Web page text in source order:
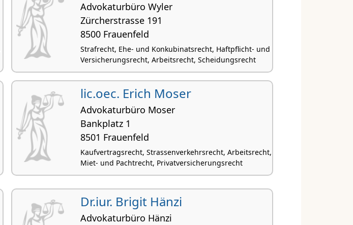
Advokaturbüro Wyler
Zürcherstrasse 191
8500 Frauenfeld
Strafrecht, Ehe- und Konkubinatsrecht, Haftpflicht- und
Versicherungsrecht, Arbeitsrecht, Scheidungsrecht
lic.oec. Erich Moser
Advokaturbüro Moser
Bankplatz 1
8501 Frauenfeld
Kaufvertragsrecht, Strassenverkehrsrecht, Arbeitsrecht,
Miet- und Pachtrecht, Privatversicherungsrecht
Dr.iur. Brigit Hänzi
Advokaturbüro Hänzi